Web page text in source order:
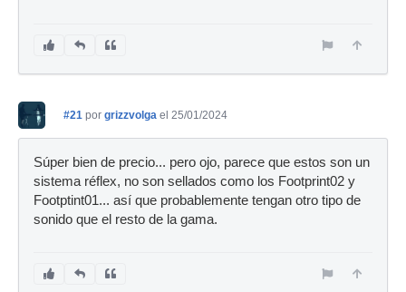
#21 por grizzvolga el 25/01/2024
Súper bien de precio... pero ojo, parece que estos son un
sistema réflex, no son sellados como los Footprint02 y
Footptint01... así que probablemente tengan otro tipo de
sonido que el resto de la gama.